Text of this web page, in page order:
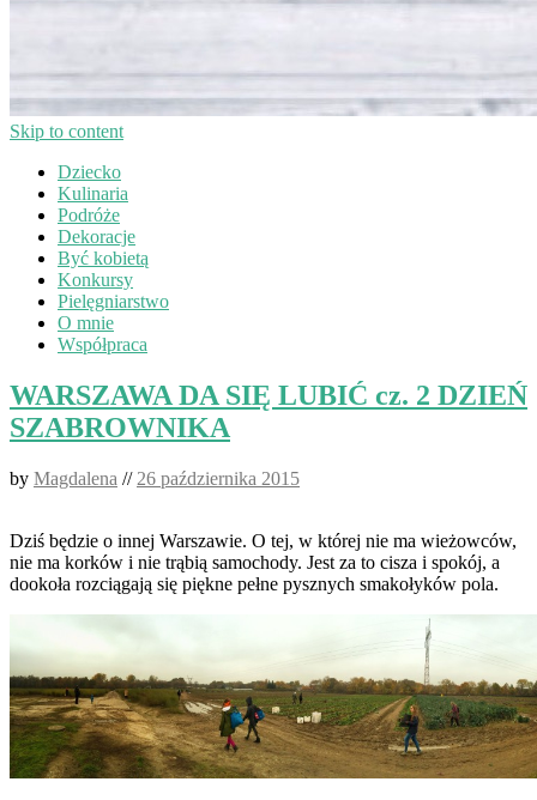
Skip to content
Dziecko
Kulinaria
Podróże
Dekoracje
Być kobietą
Konkursy
Pielęgniarstwo
O mnie
Współpraca
WARSZAWA DA SIĘ LUBIĆ cz. 2 DZIEŃ
SZABROWNIKA
by Magdalena // 26 października 2015
Dziś będzie o innej Warszawie. O tej, w której nie ma wieżowców,
nie ma korków i nie trąbią samochody. Jest za to cisza i spokój, a
dookoła rozciągają się piękne pełne pysznych smakołyków pola.